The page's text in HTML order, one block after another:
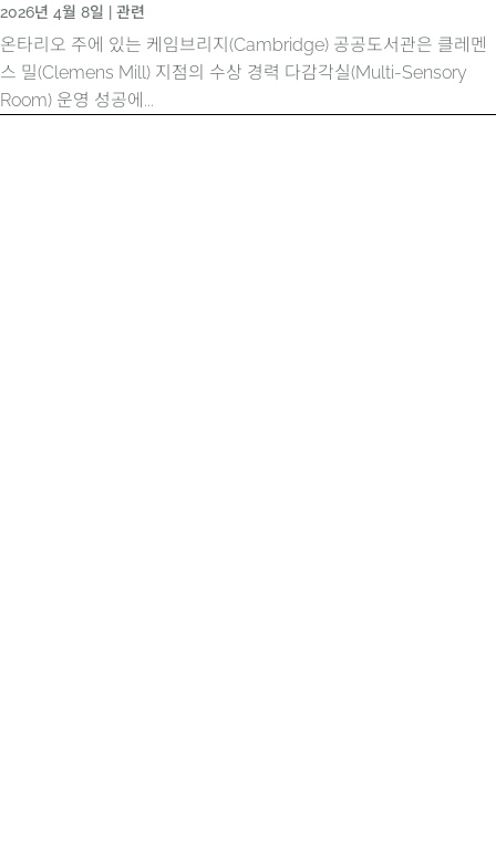
2026년 4월 8일 관련
온타리오 주에 있는 케임브리지(Cambridge) 공공도서관은 클레멘
스 밀(Clemens Mill) 지점의 수상 경력 다감각실(Multi-Sensory
Room) 운영 성공에...